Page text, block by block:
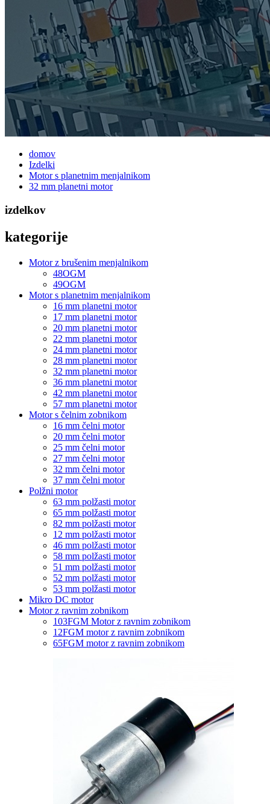
domov
Izdelki
Motor s planetnim menjalnikom
32 mm planetni motor
izdelkov
kategorije
Motor z brušenim menjalnikom
48OGM
49OGM
Motor s planetnim menjalnikom
16 mm planetni motor
17 mm planetni motor
20 mm planetni motor
22 mm planetni motor
24 mm planetni motor
28 mm planetni motor
32 mm planetni motor
36 mm planetni motor
42 mm planetni motor
57 mm planetni motor
Motor s čelnim zobnikom
16 mm čelni motor
20 mm čelni motor
25 mm čelni motor
27 mm čelni motor
32 mm čelni motor
37 mm čelni motor
Polžni motor
63 mm polžasti motor
65 mm polžasti motor
82 mm polžasti motor
12 mm polžasti motor
46 mm polžasti motor
58 mm polžasti motor
51 mm polžasti motor
52 mm polžasti motor
53 mm polžasti motor
Mikro DC motor
Motor z ravnim zobnikom
103FGM Motor z ravnim zobnikom
12FGM motor z ravnim zobnikom
65FGM motor z ravnim zobnikom